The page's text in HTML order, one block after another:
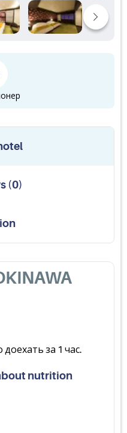
(0)
за 1 час.
nutrition